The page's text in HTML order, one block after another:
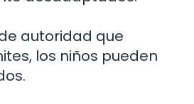
autoridad que
los niños pueden